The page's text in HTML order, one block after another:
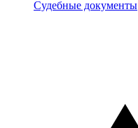
Документы
Судебные документы